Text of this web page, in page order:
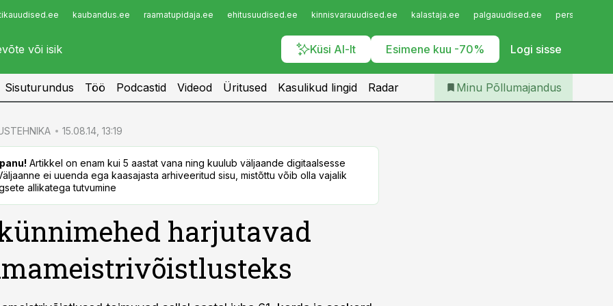
kaubandus.ee raamatupidaja.ee ehitusuudised.ee kinnisvarauudised.ee kalastaja.ee palgauudised.ee
Küsi AI-lt Esimene kuu -70% Logi sisse
Infopank
Iseteenindus
Telli Põllumajandus
Sisuturundus Töö Podcastid Videod Üritused Kasulikud lingid Radar Minu Põllumajandus
15.08.14, 13:19
Artikkel on enam kui 5 aastat vana ning kuulub väljaande digitaalsesse
ei uuenda ega kaasajasta arhiveeritud sisu, mistõttu võib olla vajalik
allikatega tutvumine
harjutavad